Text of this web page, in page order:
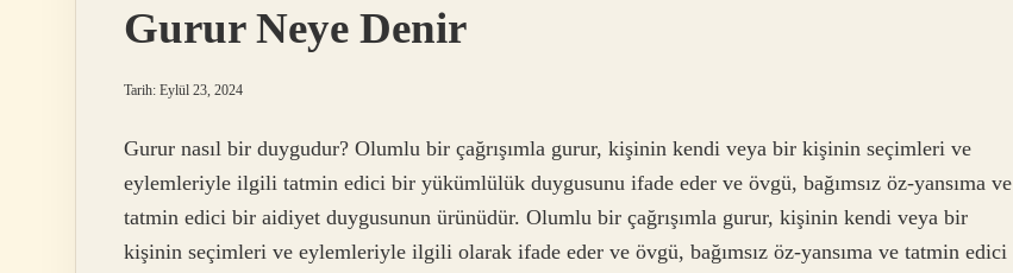
Gurur Neye Denir
Tarih: Eylül 23, 2024
Gurur nasıl bir duygudur? Olumlu bir çağrışımla gurur, kişinin kendi veya bir kişinin seçimleri ve
eylemleriyle ilgili tatmin edici bir yükümlülük duygusunu ifade eder ve övgü, bağımsız öz-yansıma ve
tatmin edici bir aidiyet duygusunun ürünüdür. Olumlu bir çağrışımla gurur, kişinin kendi veya bir
kişinin seçimleri ve eylemleriyle ilgili olarak ifade eder ve övgü, bağımsız öz-yansıma ve tatmin edici